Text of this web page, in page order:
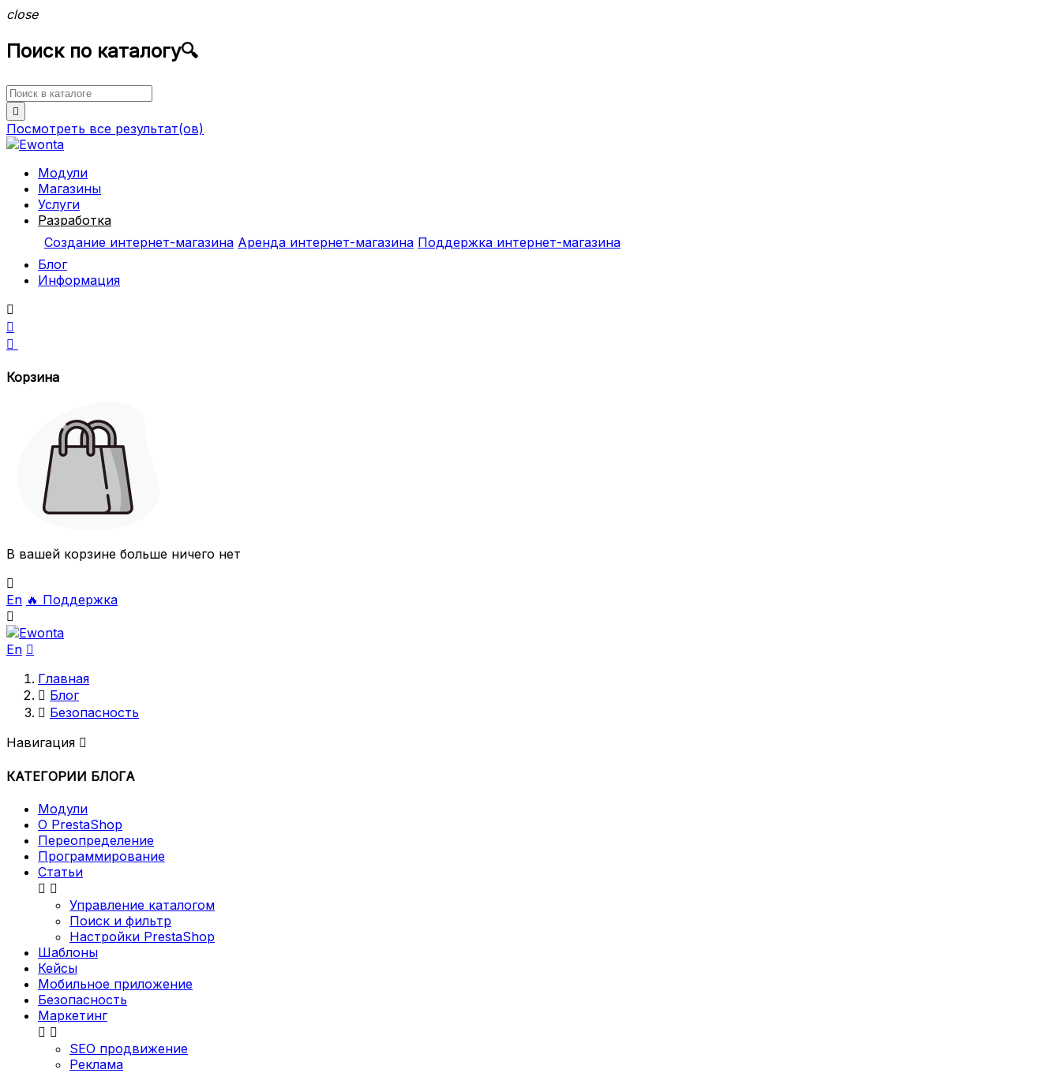
close
Поиск по каталогу🔍

Посмотреть все результат(ов)
Модули
Магазины
Услуги
Разработка
Создание интернет-магазина Аренда интернет-магазина Поддержка интернет-магазина
Блог
Информация



Корзина
В вашей корзине больше ничего нет

En 🔥 Поддержка

En 
Главная
 Блог
 Безопасность
Навигация 
КАТЕГОРИИ БЛОГА
Модули
О PrestaShop
Переопределение
Программирование
Статьи
 
Управление каталогом
Поиск и фильтр
Настройки PrestaShop
Шаблоны
Кейсы
Мобильное приложение
Безопасность
Маркетинг
 
SEO продвижение
Реклама